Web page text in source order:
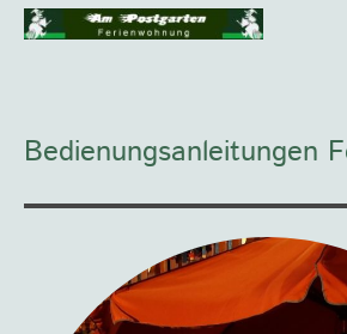
Bedienungsanleitungen